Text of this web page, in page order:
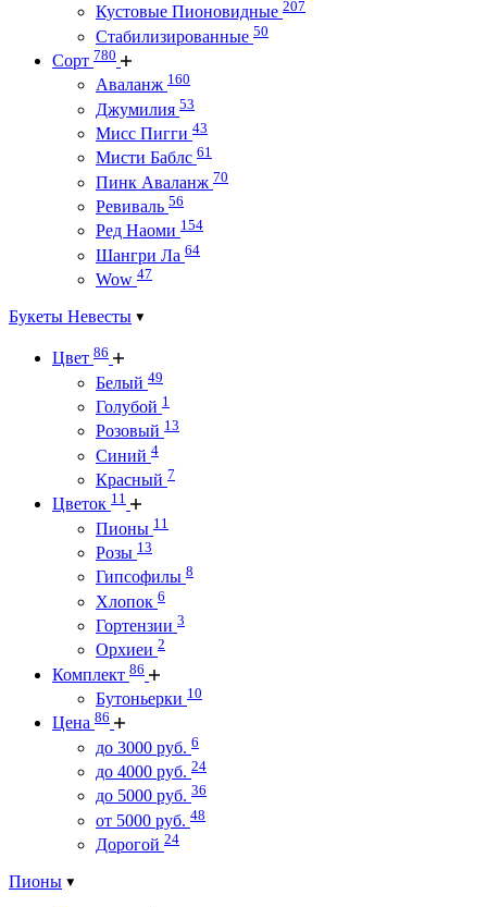
Кустовые Пионовидные 207
Стабилизированные 50
Сорт 780
Аваланж 160
Джумилия 53
Мисс Пигги 43
Мисти Баблс 61
Пинк Аваланж 70
Ревиваль 56
Ред Наоми 154
Шангри Ла 64
Wow 47
Букеты Невесты
Цвет 86
Белый 49
Голубой 1
Розовый 13
Синий 4
Красный 7
Цветок 11
Пионы 11
Розы 13
Гипсофилы 8
Хлопок 6
Гортензии 3
Орхиеи 2
Комплект 86
Бутоньерки 10
Цена 86
до 3000 руб. 6
до 4000 руб. 24
до 5000 руб. 36
от 5000 руб. 48
Дорогой 24
Пионы